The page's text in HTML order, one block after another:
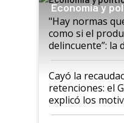
Economía y
"Hay normas
como si el
delincuente”: la
al Congreso
habló del
Cayó la
retenciones: el
explicó los